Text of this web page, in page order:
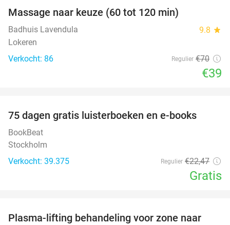
Massage naar keuze (60 tot 120 min)
Badhuis Lavendula 9.8 star
Lokeren
Verkocht: 86
Regulier €70
€39
75 dagen gratis luisterboeken en e-books
BookBeat
Stockholm
Verkocht: 39.375
Regulier €22,47
Gratis
Plasma-lifting behandeling voor zone naar